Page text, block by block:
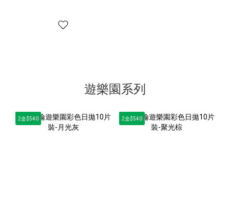
遊樂園系列
2盒$540 2盒$540